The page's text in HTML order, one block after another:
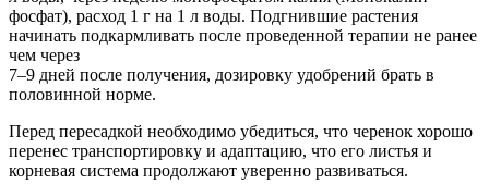
фосфат), расход 1 г на 1 л воды. Подгнившие растения
начинать подкармливать после проведенной терапии не ранее
чем через
7–9 дней после получения, дозировку удобрений брать в
половинной норме.
Перед пересадкой необходимо убедиться, что черенок хорошо
перенес транспортировку и адаптацию, что его листья и
корневая система продолжают уверенно развиваться.